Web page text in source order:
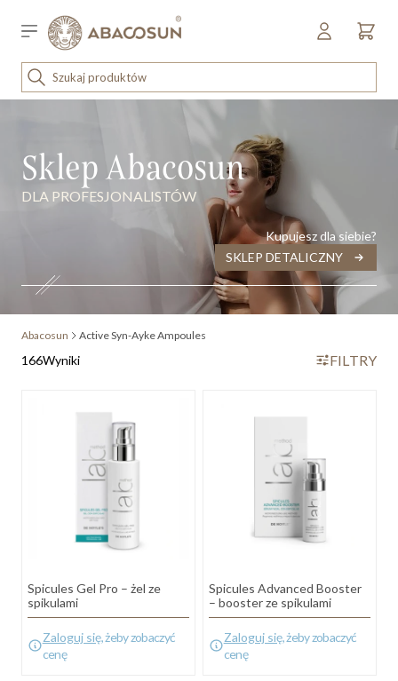
Sklep detaliczny
OUTLET
SPRZĘT I WYPOSAŻENIE
DLA PROFESJONALISTÓW
Sklep Abacosun
Kupujesz dla siebie?
SKLEP DETALICZNY
Abacosun Active Syn-Ayke Ampoules
malejąco
166Wyniki FILTRY
Spicules Gel Pro – żel ze
spikulami
Zaloguj się, żeby zobaczyć
cenę
Spicules Advanced Booster
– booster ze spikulami
Zaloguj się, żeby zobaczyć
cenę